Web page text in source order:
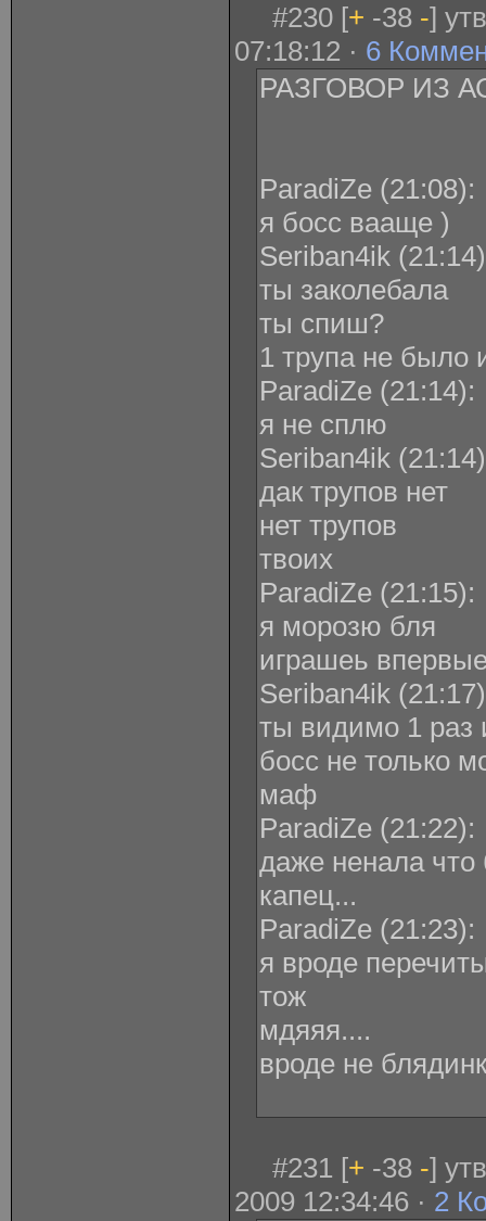
#230 [+ -38 -]
07:18:12 · 6
РАЗГОВОР ИЗ
ParadiZe ‎(21:08):
я босс вааще )
Seriban4ik
ты заколебала
ты спиш?
1 трупа не было
ParadiZe ‎(21:14):
я не сплю
Seriban4ik
дак трупов нет
нет трупов
твоих
ParadiZe ‎(21:15):
я морозю бля
играшеь
Seriban4ik
ты видимо 1 раз
босс не только
маф
ParadiZe ‎(21:22):
даже ненала что
капец...
ParadiZe ‎(21:23):
я вроде
тож
мдяяя....
вроде не
#231 [+ -38 -]
2009 12:34:46 · 2